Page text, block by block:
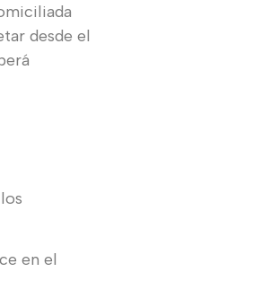
desde el
en el